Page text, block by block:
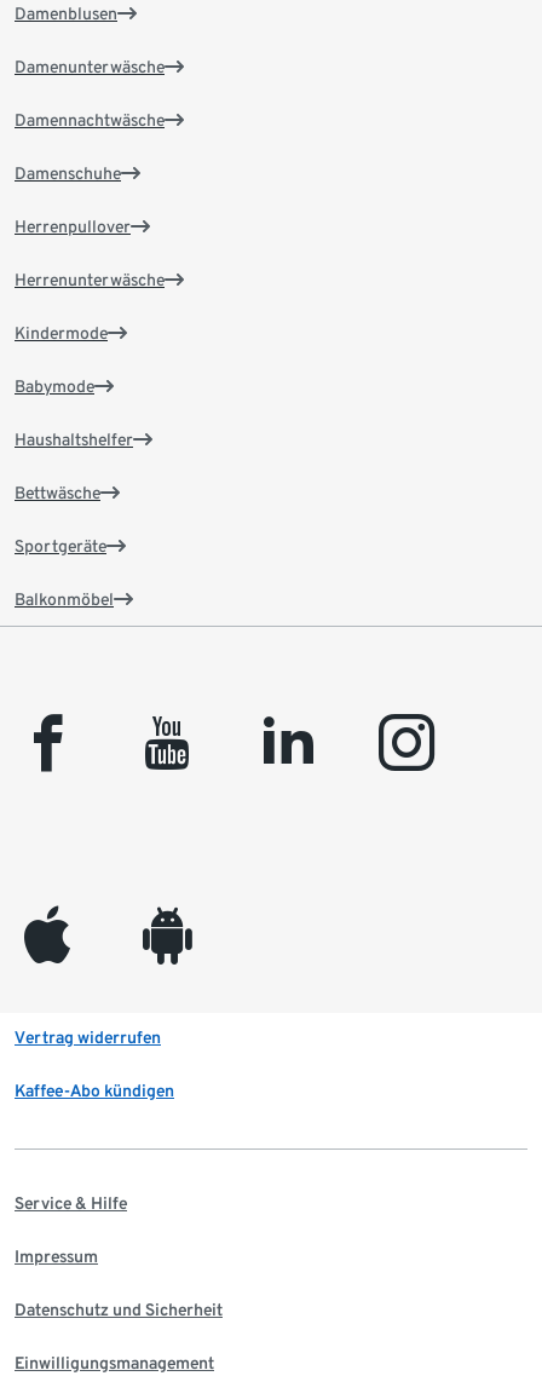
Damenblusen
Damenunterwäsche
Damennachtwäsche
Damenschuhe
Herrenpullover
Herrenunterwäsche
Kindermode
Babymode
Haushaltshelfer
Bettwäsche
Sportgeräte
Balkonmöbel
facebook youtube linkedin instagram
appleinc android
Vertrag widerrufen
Kaffee-Abo kündigen
Service & Hilfe
Impressum
Datenschutz und Sicherheit
Einwilligungsmanagement